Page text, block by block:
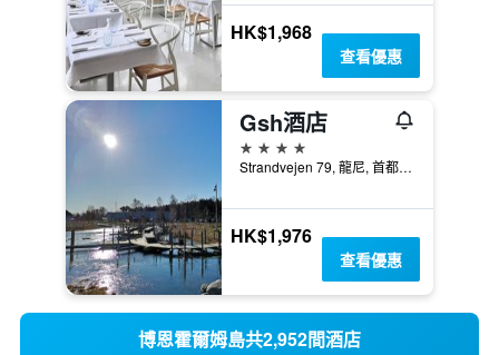
HK$1,968
查看優惠
Gsh酒店
4星級
Strandvejen 79, 龍尼, 首都大區, 丹麥
HK$1,976
查看優惠
博恩霍爾姆島共2,952間酒店